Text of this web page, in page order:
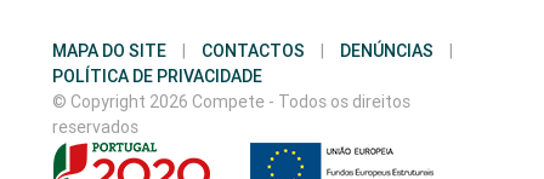
MAPA DO SITE | CONTACTOS | DENÚNCIAS
|
POLÍTICA DE PRIVACIDADE
© Copyright 2026 Compete - Todos os direitos
reservados